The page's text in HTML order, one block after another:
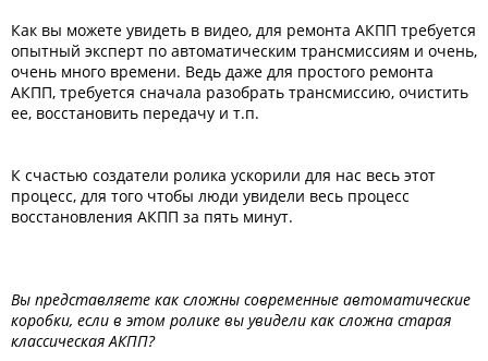
Как вы можете увидеть в видео, для ремонта АКПП требуется
опытный эксперт по автоматическим трансмиссиям и очень,
очень много времени. Ведь даже для простого ремонта
АКПП, требуется сначала разобрать трансмиссию, очистить
ее, восстановить передачу и т.п.
К счастью создатели ролика ускорили для нас весь этот
процесс, для того чтобы люди увидели весь процесс
восстановления АКПП за пять минут.
Вы представляете как сложны современные автоматические
коробки, если в этом ролике вы увидели как сложна старая
классическая АКПП?